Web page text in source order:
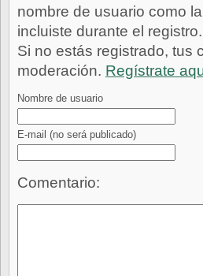
nombre de usuario como
incluiste durante el registro.
Si no estás registrado, tus
moderación. Regístrate
Nombre de usuario
E-mail (no será publicado)
Comentario: